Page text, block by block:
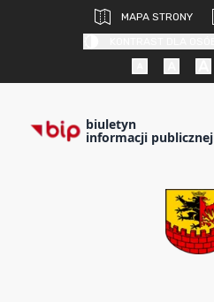
MAPA STRONY
biuletyn
informacji publicznej